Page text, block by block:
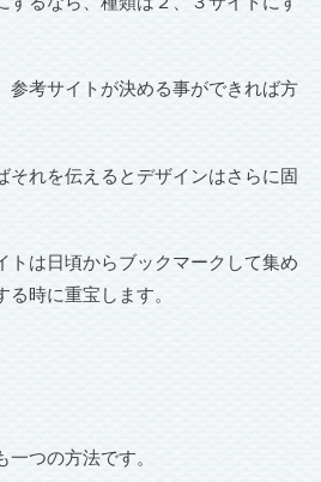
参考サイトが決める事ができれば方
それを伝えるとデザインはさらに固
トは日頃からブックマークして集め
時に重宝します。
つの方法です。